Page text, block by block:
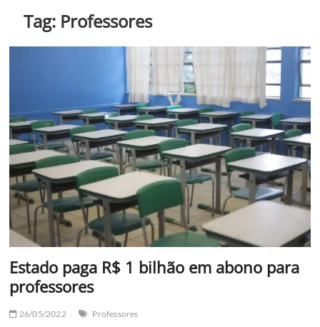
Tag: Professores
Estado paga R$ 1 bilhão em abono para
professores
26/05/2022 Professores